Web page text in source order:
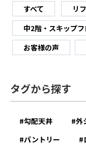
すべて
リ
中2階・スキップ
お客様の声
タグから探す
勾配天井 外
パントリー